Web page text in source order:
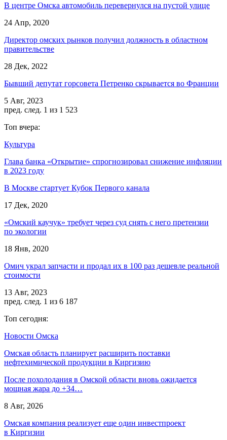
В центре Омска автомобиль перевернулся на пустой улице
24 Апр, 2020
Директор омских рынков получил должность в областном
правительстве
28 Дек, 2022
Бывший депутат горсовета Петренко скрывается во Франции
5 Авг, 2023
пред. след. 1 из 1 523
Топ вчера:
Культура
Глава банка «Открытие» спрогнозировал снижение инфляции
в 2023 году
В Москве стартует Кубок Первого канала
17 Дек, 2020
«Омский каучук» требует через суд снять с него претензии
по экологии
18 Янв, 2020
Омич украл запчасти и продал их в 100 раз дешевле реальной
стоимости
13 Авг, 2023
пред. след. 1 из 6 187
Топ сегодня:
Новости Омска
Омская область планирует расширить поставки
нефтехимической продукции в Киргизию
После похолодания в Омской области вновь ожидается
мощная жара до +34…
8 Авг, 2026
Омская компания реализует еще один инвестпроект
в Киргизии